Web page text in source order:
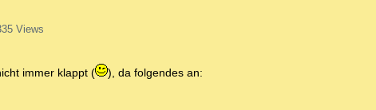
Views
immer klappt ( ), da folgendes an: